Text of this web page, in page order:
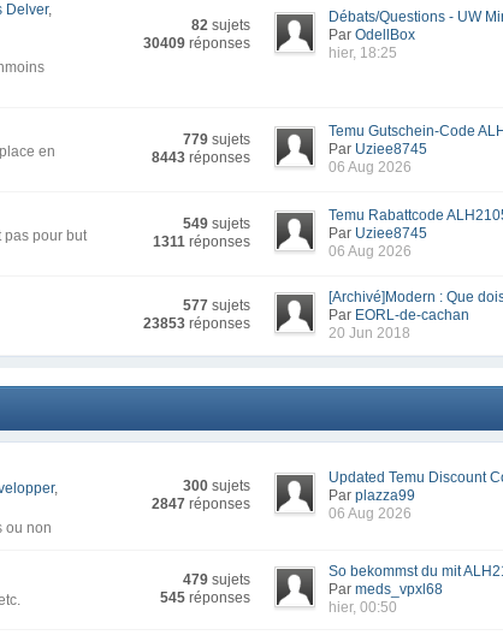
Delver,
82 sujets
30409 réponses
Débats/Questions - UW
ParOdellBox
hier, 18:25
en
779 sujets
8443 réponses
Temu Gutschein-Code
Par Uziee8745
06 Aug 2026
pas pour but
549 sujets
1311 réponses
Temu Rabattcode
Par Uziee8745
06 Aug 2026
577 sujets
23853 réponses
[Archivé]Modern : Que
Par EORL-de-cachan
20 Jun 2018
,
ou non
300 sujets
2847 réponses
Updated Temu Discount
Parplazza99
06 Aug 2026
479 sujets
545 réponses
So bekommst du mit
Parmeds_vpxl68
hier, 00:50